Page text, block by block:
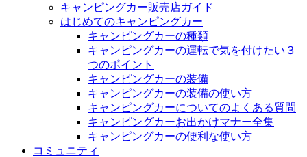
キャンピングカー販売店ガイド
はじめてのキャンピングカー
キャンピングカーの種類
キャンピングカーの運転で気を付けたい３
つのポイント
キャンピングカーの装備
キャンピングカーの装備の使い方
キャンピングカーについてのよくある質問
キャンピングカーお出かけマナー全集
キャンピングカーの便利な使い方
コミュニティ